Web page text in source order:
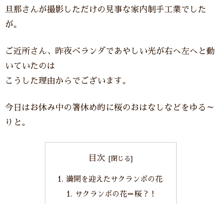
旦那さんが撮影しただけの見事な家内制手工業でした
が。
ご近所さん、昨夜ベランダであやしい光が右へ左へと動
いていたのは
こうした理由からでございます。
今日はお休み中の箸休め的に桜のおはなしなどをゆる～
りと。
目次
満開を迎えたサクランボの花
サクランボの花＝桜？！